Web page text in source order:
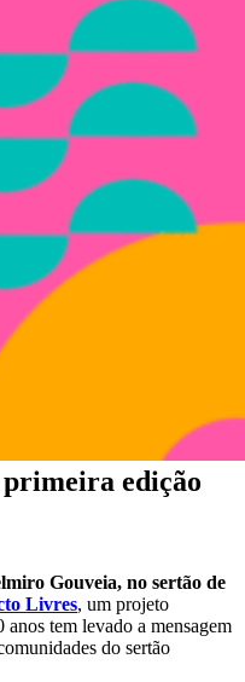
edição
Gouveia, no sertão de
Livres, um projeto
tem levado a mensagem
do sertão